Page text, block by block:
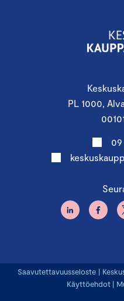
PL 1000,
Saavutettavuusseloste |
Käyttöehdot |